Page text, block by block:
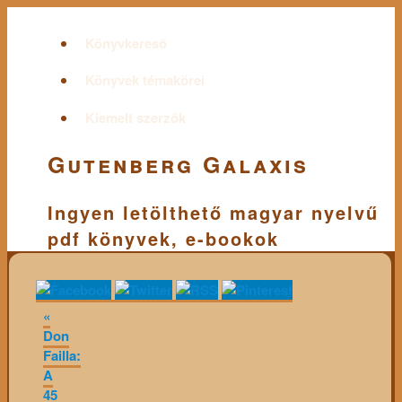
Könyvkereső
Könyvek témakörei
Kiemelt szerzők
Gutenberg Galaxis
Ingyen letölthető magyar nyelvű
pdf könyvek, e-bookok
«
Don
Failla:
A
45